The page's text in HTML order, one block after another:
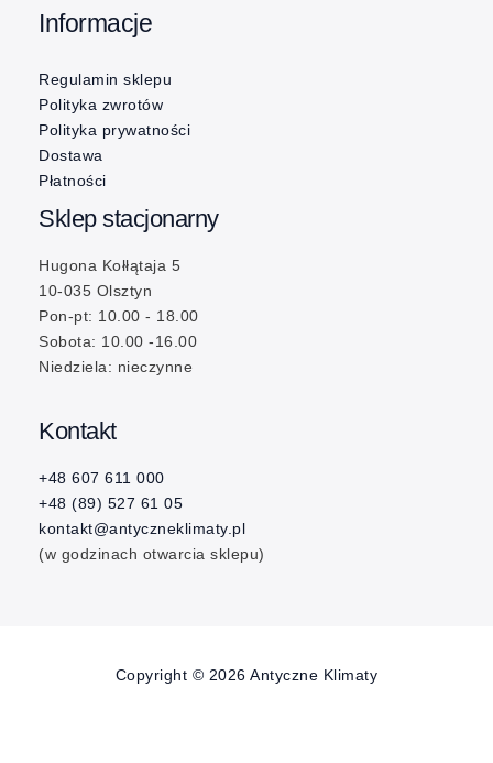
Informacje
Regulamin sklepu
Polityka zwrotów
Polityka prywatności
Dostawa
Płatności
Sklep stacjonarny
Hugona Kołłątaja 5
10-035 Olsztyn
Pon-pt: 10.00 - 18.00
Sobota: 10.00 -16.00
Niedziela: nieczynne
Kontakt
+48 607 611 000
+48 (89) 527 61 05
kontakt@antyczneklimaty.pl
(w godzinach otwarcia sklepu)
Copyright © 2026 Antyczne Klimaty